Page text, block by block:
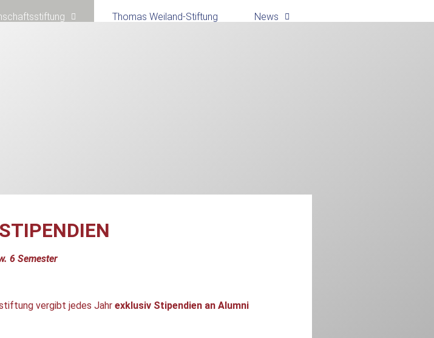
Thomas Weiland-Stiftung News
6 Semester
vergibt jedes Jahr exklusiv Stipendien an Alumni